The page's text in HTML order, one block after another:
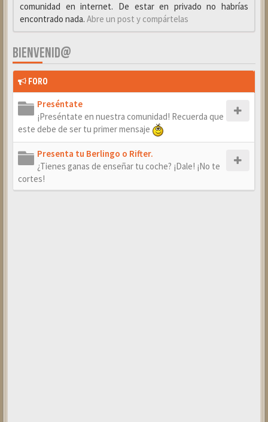
comunidad en internet. De estar en privado no habrías
encontrado nada. Abre un post y compártelas
BIENVENID@
FORO
Preséntate
¡Preséntate en nuestra comunidad! Recuerda que
este debe de ser tu primer mensaje
Presenta tu Berlingo o Rifter.
¿Tienes ganas de enseñar tu coche? ¡Dale! ¡No te
cortes!